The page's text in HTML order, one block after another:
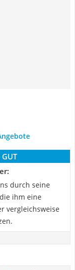
GUT
durch seine
ihm eine
vergleichsweise